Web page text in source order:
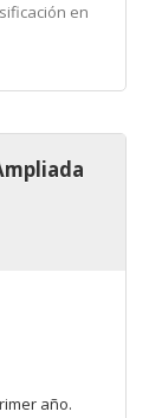
en
año.